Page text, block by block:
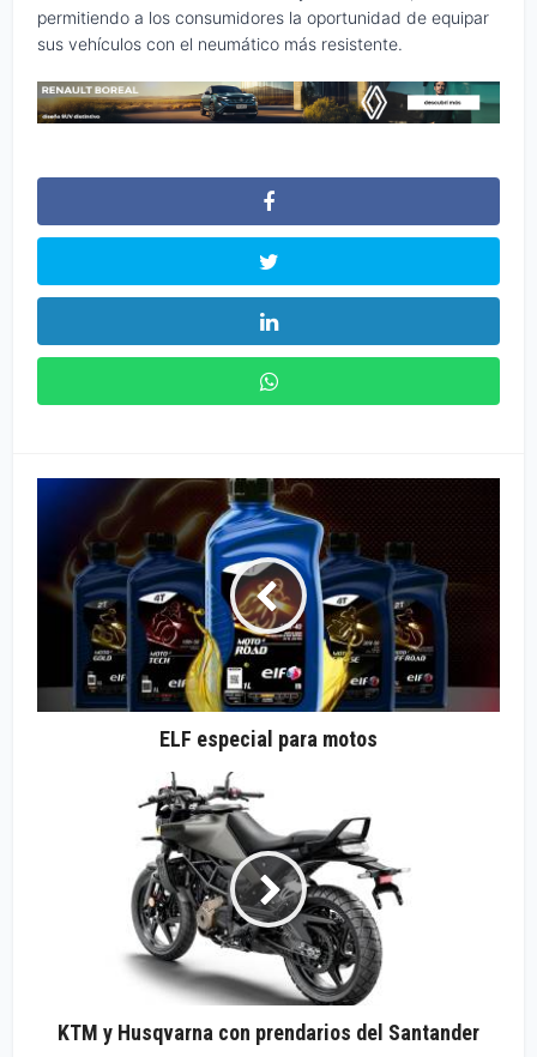
permitiendo a los consumidores la oportunidad de equipar
sus vehículos con el neumático más resistente.
ELF especial para motos
KTM y Husqvarna con prendarios del Santander